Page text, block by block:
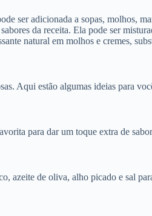
ser adicionada a sopas, molhos,
da receita. Ela pode ser
natural em molhos e cremes,
Aqui estão algumas ideias para
para dar um toque extra de
azeite de oliva, alho picado e sal